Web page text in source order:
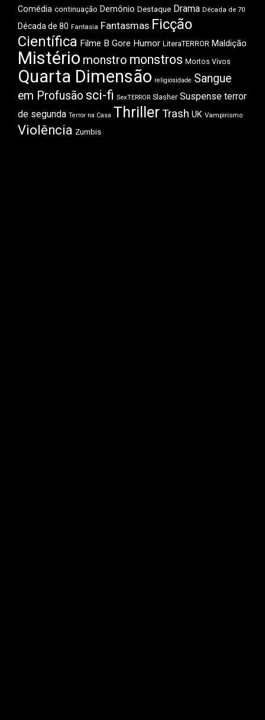
Comédia continuação Demônio Destaque Drama Década de 70
Década de 80 Fantasia Fantasmas Ficção
Científica Filme B Gore Humor LiteraTERROR Maldição
Mistério monstro monstros Mortos Vivos
Quarta Dimensão religiosidade Sangue
em Profusão sci-fi SexTERROR Slasher Suspense terror
de segunda Terror na Casa ThrillerTrash UK Vampirismo
Violência Zumbis